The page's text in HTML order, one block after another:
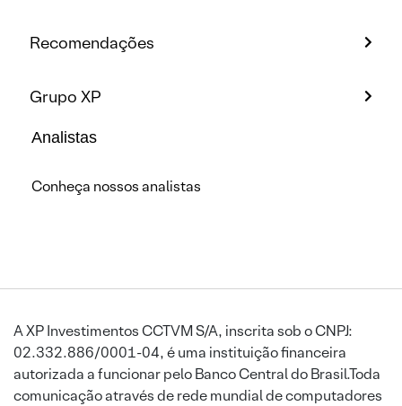
Recomendações
Grupo XP
Analistas
Conheça nossos analistas
A XP Investimentos CCTVM S/A, inscrita sob o CNPJ:
02.332.886/0001-04, é uma instituição financeira
autorizada a funcionar pelo Banco Central do Brasil.Toda
comunicação através de rede mundial de computadores